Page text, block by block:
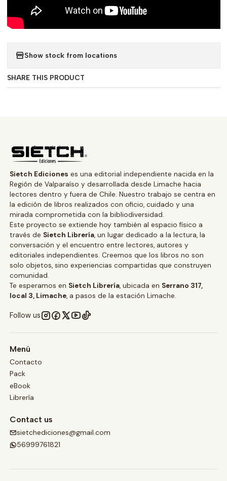
Show stock from locations
SHARE THIS PRODUCT
Sietch Ediciones es una editorial independiente nacida en la
Región de Valparaíso y desarrollada desde Limache hacia
lectores dentro y fuera de Chile. Nuestro trabajo se centra en
la edición de libros realizados con oficio, cuidado y una
mirada comprometida con la bibliodiversidad.
Este proyecto se extiende hoy también al espacio físico a
través de Sietch Librería, un lugar dedicado a la lectura, la
conversación y el encuentro entre lectores, autores y
editoriales independientes. Creemos que los libros no son
solo objetos, sino experiencias compartidas que construyen
comunidad.
Te esperamos en Sietch Librería, ubicada en Serrano 317,
local 3, Limache, a pasos de la estación Limache.
Follow us
Menú
Contacto
Pack
eBook
Librería
Contact us
sietchediciones@gmail.com
56999761821